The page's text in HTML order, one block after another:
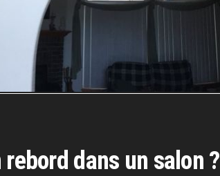
dans un salon ?